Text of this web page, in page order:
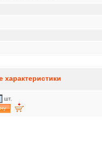
характеристики
шт.